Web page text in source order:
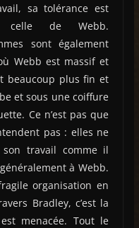
sa tolérance est
celle de Webb.
sont également
Webb est massif et
beaucoup plus fin et
et sous une coiffure
Ce n’est pas que
pas : elles ne
travail comme il
à Webb.
organisation en
Bradley, c’est la
menacée. Tout le